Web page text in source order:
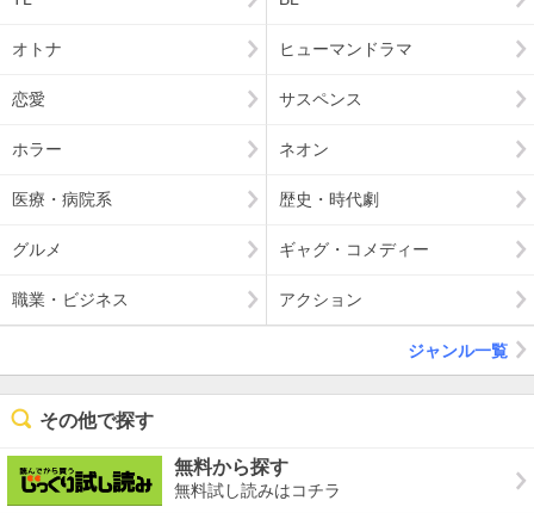
オトナ ヒューマンドラマ
恋愛 サスペンス
ホラー ネオン
医療・病院系 歴史・時代劇
グルメ ギャグ・コメディー
職業・ビジネス アクション
ジャンル一覧
その他で探す
無料から探す
無料試し読みはコチラ